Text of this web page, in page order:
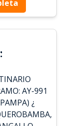
AY-991
¿